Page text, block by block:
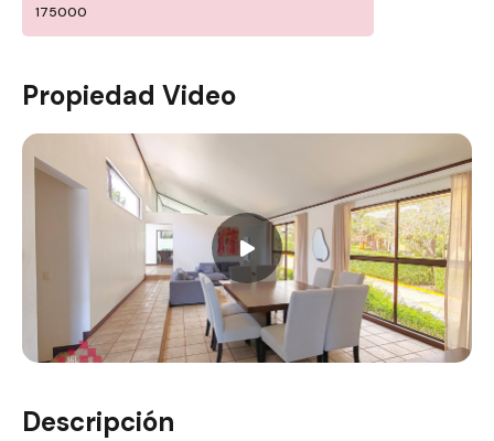
175000
Propiedad Video
Descripción